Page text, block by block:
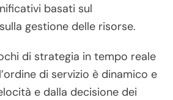
basati sul
gestione delle risorse.
di strategia in tempo reale
di servizio è dinamico e
e dalla decisione dei